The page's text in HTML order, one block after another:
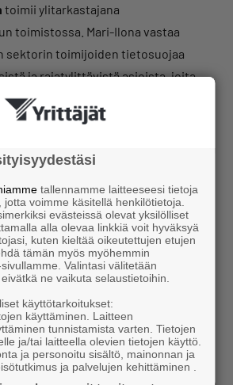
toimii ylitarkastajana
toimistossa. Mari-Ilona vastaa
sektorin toimijoiden tietosuojaa
ja rajatylittävistä asioista, joita
yhdessä käsittelevät.
paikan päällä, eikä sitä
tai tallenneta.
koronasuosituksia ja järjestämme
etänä. Mahdollisesta
ilmoittautuneille erikseen.
toimiston ja TIEKE
ry:nGDPR2DSM-
mikro- ja pk-yrityksille tietoa ja
tallennamme laitteeseesi tietoja
voimme käsitellä henkilötietoja.
evästeissä olevat yksilölliset
alla olevaa linkkiä voit hyväksyä
kuten kieltää oikeutettujen etujen
tämän myös myöhemmin
Valintasi välitetään
ne vaikuta selaustietoihin.
käyttötarkoitukset:
käyttäminen. Laitteen
tunnistamista varten. Tietojen
ja/tai laitteella olevien tietojen käyttö.
ja personoitu sisältö, mainonnan ja
ja palvelujen kehittäminen .